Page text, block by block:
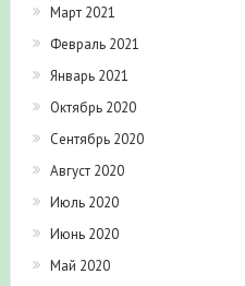
Март 2021
Февраль 2021
Январь 2021
Октябрь 2020
Сентябрь 2020
Август 2020
Июль 2020
Июнь 2020
Май 2020